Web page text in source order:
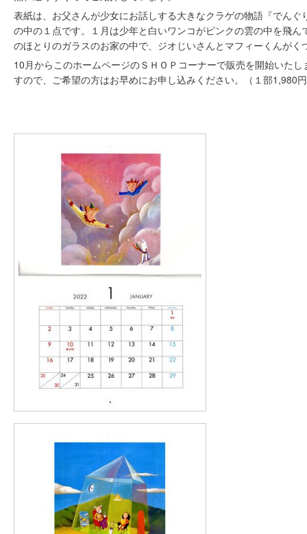
表紙は、お父さんが少女にお話しする大きなクラゲの物語『でんぐ
の中の１点です。１月は少年と白いワンコがピンクの雲の中を飛ん
のほとりのガラスのお家の中で、ジオじいさんとマフィーくんがく
10月からこのホームページのＳＨＯＰコーナーで販売を開始いた
すので、ご希望の方はお早めにお申し込みください。（１部1,980